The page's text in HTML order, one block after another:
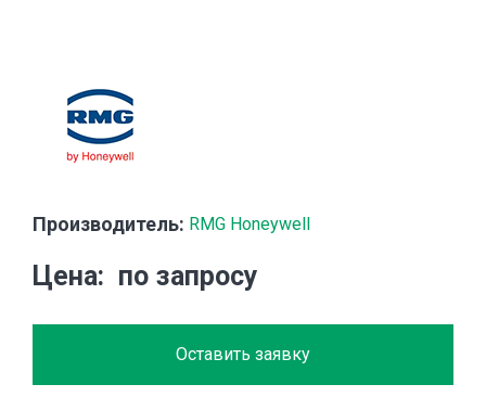
Производитель: RMG Honeywell
Цена по запросу
Оставить заявку